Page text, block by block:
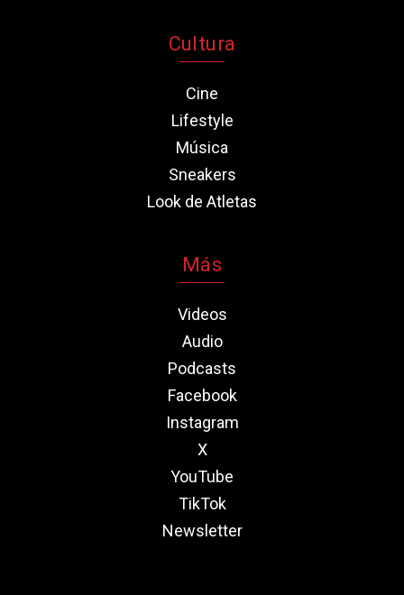
Cultura
Cine
Lifestyle
Música
Sneakers
Look de Atletas
Más
Videos
Audio
Podcasts
Facebook
Instagram
X
YouTube
TikTok
Newsletter